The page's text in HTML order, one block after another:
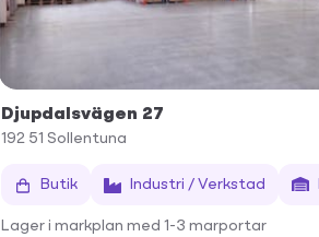
Djupdalsvägen 27
192 51 Sollentuna
Butik Industri / Verkstad
Lager i markplan med 1-3 marportar